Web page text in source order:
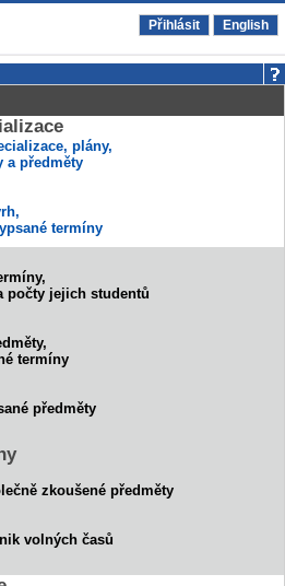
Přihlásit English
plány,
a předměty
termíny
počty jejich studentů
termíny
předměty
zkoušené předměty
volných časů